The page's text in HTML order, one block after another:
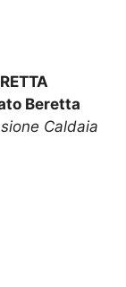
Beretta
Caldaia